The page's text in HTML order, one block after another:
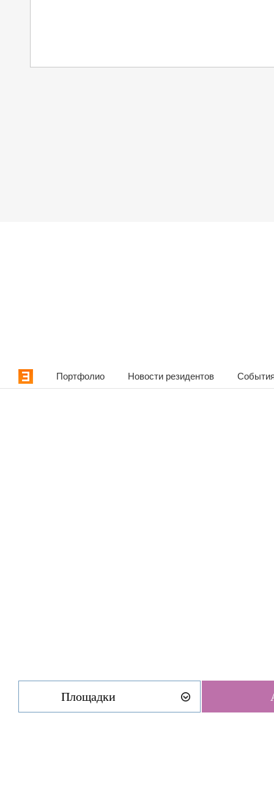
Портфолио Новости резидентов
Площадки